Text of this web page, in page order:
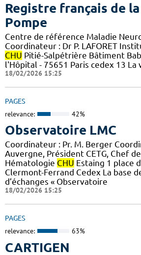
Registre français de
Pompe
Centre de référence Maladie
Coordinateur : Dr P. LAFORET
CHU Pitié-Salpétrière Bâtiment
l'Hôpital - 75651 Paris cedex 13 La
18/02/2026 15:25
PAGES
relevance: 42%
Observatoire LMC
Coordinateur : Pr. M. Berger
Auvergne, Président CETG, Chef
Hématologie CHU Estaing 1 place
Clermont-Ferrand Cedex La base
d’échanges « Observatoire
18/02/2026 15:25
PAGES
relevance: 63%
CARTIGEN